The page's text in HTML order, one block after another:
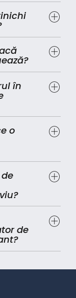
în
o
de